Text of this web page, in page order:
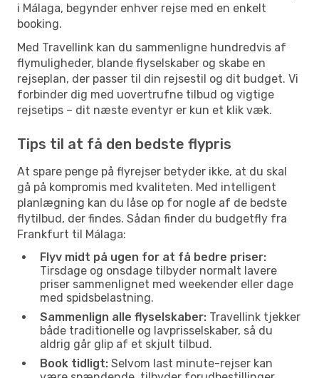
i Málaga, begynder enhver rejse med en enkelt
booking.
Med Travellink kan du sammenligne hundredvis af
flymuligheder, blande flyselskaber og skabe en
rejseplan, der passer til din rejsestil og dit budget. Vi
forbinder dig med uovertrufne tilbud og vigtige
rejsetips – dit næste eventyr er kun et klik væk.
Tips til at få den bedste flypris
At spare penge på flyrejser betyder ikke, at du skal
gå på kompromis med kvaliteten. Med intelligent
planlægning kan du låse op for nogle af de bedste
flytilbud, der findes. Sådan finder du budgetfly fra
Frankfurt til Málaga:
Flyv midt på ugen for at få bedre priser:
Tirsdage og onsdage tilbyder normalt lavere
priser sammenlignet med weekender eller dage
med spidsbelastning.
Sammenlign alle flyselskaber: Travellink tjekker
både traditionelle og lavprisselskaber, så du
aldrig går glip af et skjult tilbud.
Book tidligt: Selvom last minute-rejser kan